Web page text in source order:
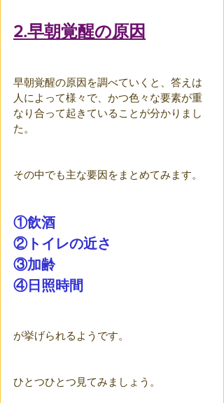
2.早朝覚醒の原因
早朝覚醒の原因を調べていくと、答えは
人によって様々で、かつ色々な要素が重
なり合って起きていることが分かりまし
た。
その中でも主な要因をまとめてみます。
①飲酒
②トイレの近さ
③加齢
④日照時間
が挙げられるようです。
ひとつひとつ見てみましょう。